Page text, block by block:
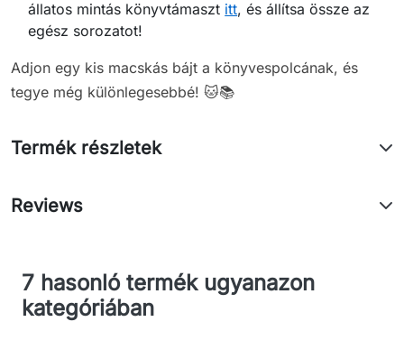
állatos mintás könyvtámaszt itt, és állítsa össze az
egész sorozatot!
Adjon egy kis macskás bájt a könyvespolcának, és
tegye még különlegesebbé! 🐱📚
Termék részletek
Reviews
7 hasonló termék ugyanazon
kategóriában